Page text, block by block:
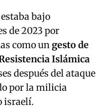
bajo
de 2023 por
como ungesto de
Islámica
después del ataque
por la milicia
israelí.